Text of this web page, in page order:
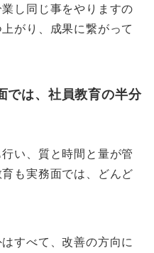
し同じ事をやりますの
がり、成果に繋がって
では、社員教育の半分
い、質と時間と量が管
も実務面では、どんど
すべて、改善の方向に